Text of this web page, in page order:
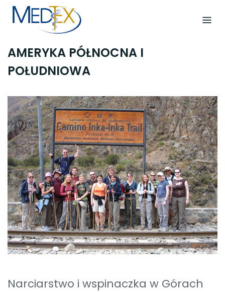
Skip
AMERYKA PÓŁNOCNA I
POŁUDNIOWA
Narciarstwo i wspinaczka w Górach